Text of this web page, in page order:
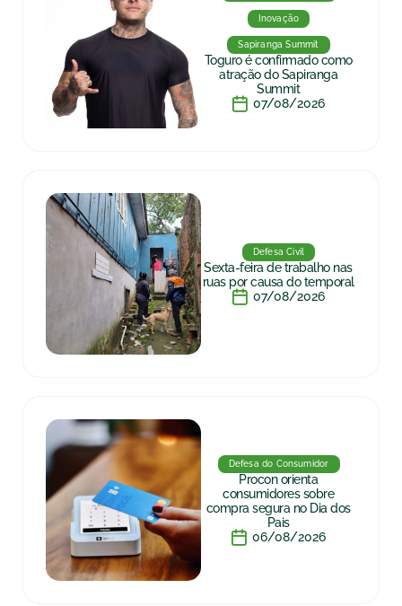
Inovação
Sapiranga Summit
Toguro é confirmado como
atração do Sapiranga
Summit
07/08/2026
Defesa Civil
Sexta-feira de trabalho nas
ruas por causa do temporal
07/08/2026
Defesa do Consumidor
Procon orienta
consumidores sobre
compra segura no Dia dos
Pais
06/08/2026